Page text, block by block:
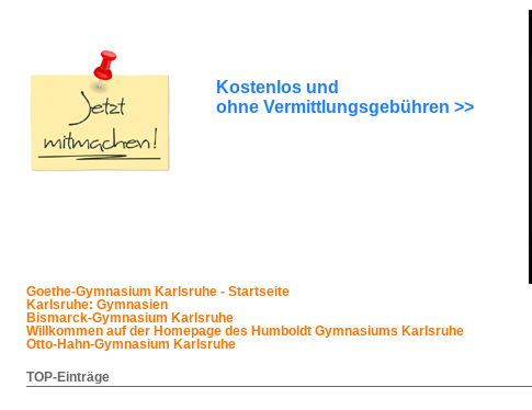
Kostenlos und
ohne Vermittlungsgebühren >>
Goethe-Gymnasium Karlsruhe - Startseite
Karlsruhe: Gymnasien
Bismarck-Gymnasium Karlsruhe
Willkommen auf der Homepage des Humboldt Gymnasiums Karlsruhe
Otto-Hahn-Gymnasium Karlsruhe
TOP-Einträge